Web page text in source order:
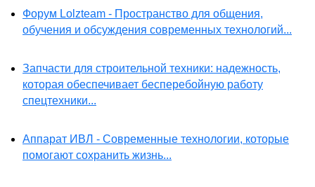
Форум Lolzteam - Пространство для общения,
обучения и обсуждения современных технологий...
Запчасти для строительной техники: надежность,
которая обеспечивает бесперебойную работу
спецтехники...
Аппарат ИВЛ - Современные технологии, которые
помогают сохранить жизнь...